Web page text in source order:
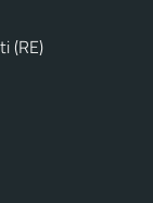
(RE)